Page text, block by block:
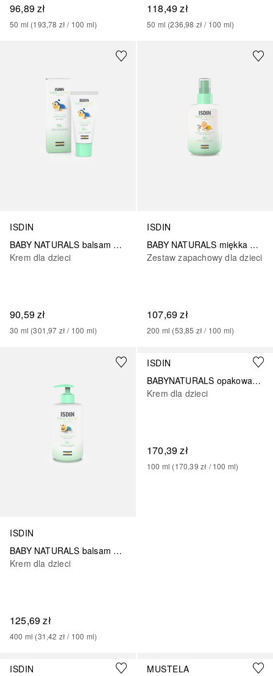
96,89 zł
50 ml (193,78 zł / 100 ml)
118,49 zł
50 ml (236,98 zł / 100 ml)
ISDIN
BABY NATURALS balsam do twarzy na zimno i wiatr
Krem dla dzieci
90,59 zł
30 ml (301,97 zł / 100 ml)
ISDIN
BABY NATURALS miękka woda zapachowa
Zestaw zapachowy dla dzieci
107,69 zł
200 ml (53,85 zł / 100 ml)
ISDIN
BABY NATURALS balsam do ciała
Krem dla dzieci
125,69 zł
400 ml (31,42 zł / 100 ml)
ISDIN
BABYNATURALS opakowanie regenerującej maści do pieluszek
Krem dla dzieci
170,39 zł
100 ml (170,39 zł / 100 ml)
ISDIN
MUSTELA